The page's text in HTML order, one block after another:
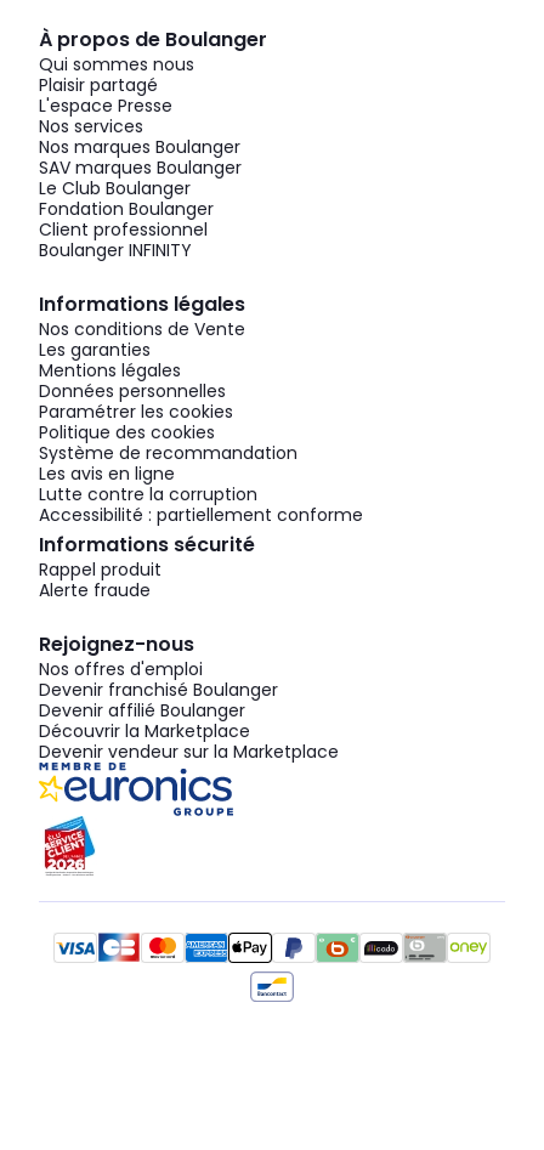
À propos de Boulanger
Qui sommes nous
Plaisir partagé
L'espace Presse
Nos services
Nos marques Boulanger
SAV marques Boulanger
Le Club Boulanger
Fondation Boulanger
Client professionnel
Boulanger INFINITY
Informations légales
Nos conditions de Vente
Les garanties
Mentions légales
Données personnelles
Paramétrer les cookies
Politique des cookies
Système de recommandation
Les avis en ligne
Lutte contre la corruption
Accessibilité : partiellement conforme
Informations sécurité
Rappel produit
Alerte fraude
Rejoignez-nous
Nos offres d'emploi
Devenir franchisé Boulanger
Devenir affilié Boulanger
Découvrir la Marketplace
Devenir vendeur sur la Marketplace